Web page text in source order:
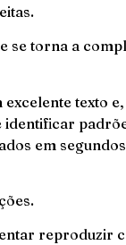
se torna a
texto
em
reproduzir